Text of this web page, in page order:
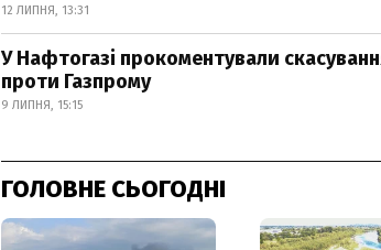
12 ЛИПНЯ, 13:31
У Нафтогазі прокоментували
проти Газпрому
9 ЛИПНЯ, 15:15
ГОЛОВНЕ СЬОГОДНІ